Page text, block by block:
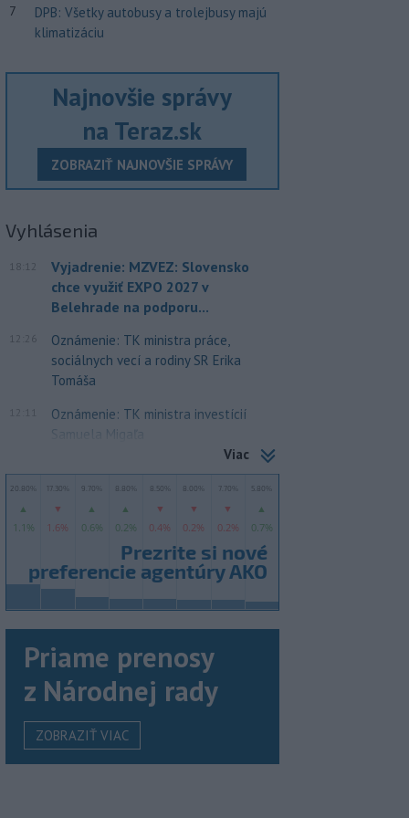
7
DPB: Všetky autobusy a trolejbusy majú
klimatizáciu
Najnovšie správy
na Teraz.sk
ZOBRAZIŤ NAJNOVŠIE SPRÁVY
Vyhlásenia
18:12
Vyjadrenie: MZVEZ: Slovensko
chce využiť EXPO 2027 v
Belehrade na podporu...
12:26
Oznámenie: TK ministra práce,
sociálnych vecí a rodiny SR Erika
Tomáša
Oznámenie: TK ministra investícií
Samuela Migaľa
Viac
Priame prenosy
z Národnej rady
ZOBRAZIŤ VIAC